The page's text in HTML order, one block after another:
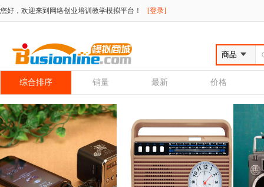
您好，欢迎来到网络创业培训教学模拟平台！ [登录]
综合排序 销量 最新 价格